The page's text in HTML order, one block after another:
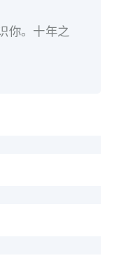
你。十年之